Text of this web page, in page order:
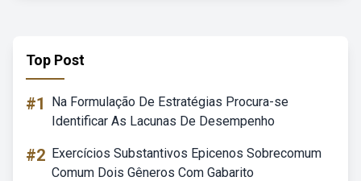
Top Post
#1
Na Formulação De Estratégias Procura-se
Identificar As Lacunas De Desempenho
#2 Exercícios Substantivos Epicenos Sobrecomum
Comum Dois Gêneros Com Gabarito